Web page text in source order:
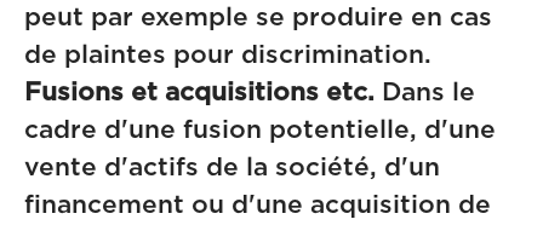
peut par exemple se produire en cas
de plaintes pour discrimination.
Fusions et acquisitions etc. Dans le
cadre d'une fusion potentielle, d'une
vente d'actifs de la société, d'un
financement ou d'une acquisition de